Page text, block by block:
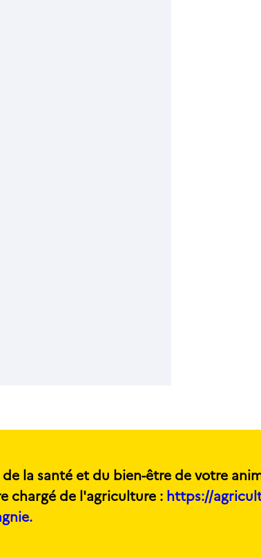
la santé et du bien-être de votre
chargé de l'agriculture : https://